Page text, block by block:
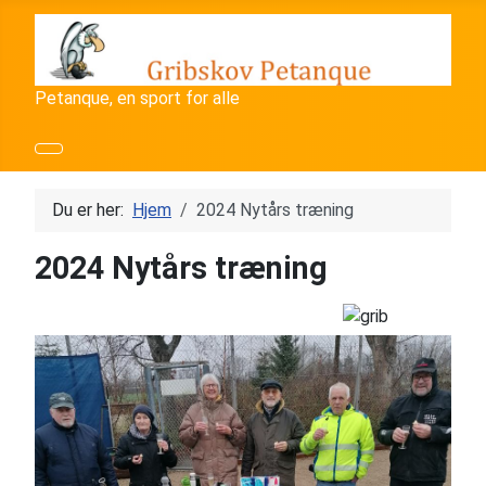
Petanque, en sport for alle
Du er her: Hjem 2024 Nytårs træning
2024 Nytårs træning